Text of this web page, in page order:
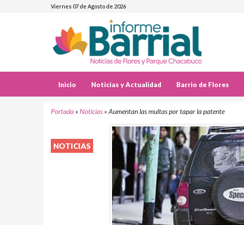
Viernes 07 de Agosto de 2026
Inicio Noticias y Actualidad Barrio de Flores
Portada »Noticias »Aumentan las multas por tapar la patente
NOTICIAS